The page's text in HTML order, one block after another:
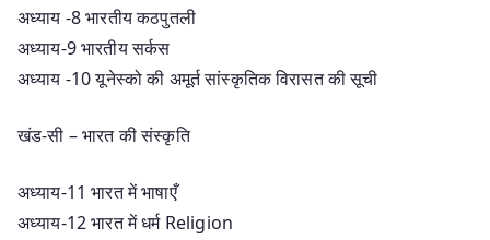
अध्याय -8 भारतीय कठपुतली
अध्याय-9 भारतीय सर्कस
अध्याय -10 यूनेस्को की अमूर्त सांस्कृतिक विरासत की सूची
खंड-सी – भारत की संस्कृति
अध्याय-11 भारत में भाषाएँ
अध्याय-12 भारत में धर्म Religion